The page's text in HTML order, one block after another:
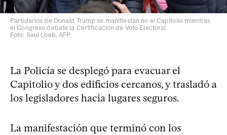
Partidarios de Donald Trump se manifiestan en el Capitolio mientras
el Congreso debate la Certificación de Voto Electoral.
Foto: Saul Loeb, AFP
La Policía se desplegó para evacuar el
Capitolio y dos edificios cercanos, y trasladó a
los legisladores hacia lugares seguros.
La manifestación que terminó con los